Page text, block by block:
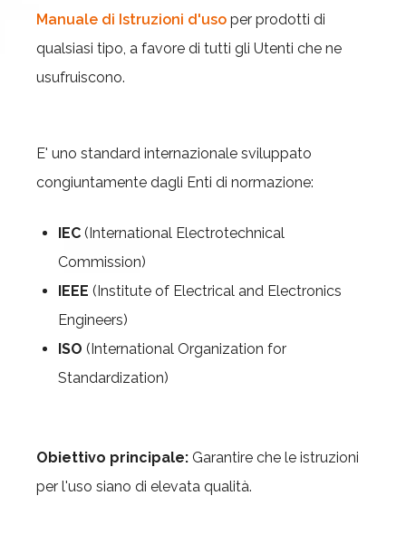
Manuale di Istruzioni d'uso per prodotti di
qualsiasi tipo, a favore di tutti gli Utenti che ne
usufruiscono.
E' uno standard internazionale sviluppato
congiuntamente dagli Enti di normazione:
IEC (International Electrotechnical
Commission)
IEEE (Institute of Electrical and Electronics
Engineers)
ISO (International Organization for
Standardization)
Obiettivo principale: Garantire che le istruzioni
per l'uso siano di elevata qualità.